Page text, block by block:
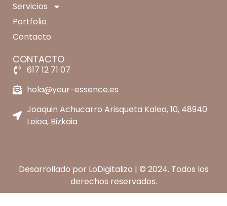
Servicios
Portfolio
Contacto
CONTACTO
617 12 71 07
hola@your-essence.es
Joaquin Achucarro Arisqueta Kalea, 10, 48940
Leioa, Bizkaia
Desarrollado por LoDigitalizo | © 2024. Todos los
derechos reservados.